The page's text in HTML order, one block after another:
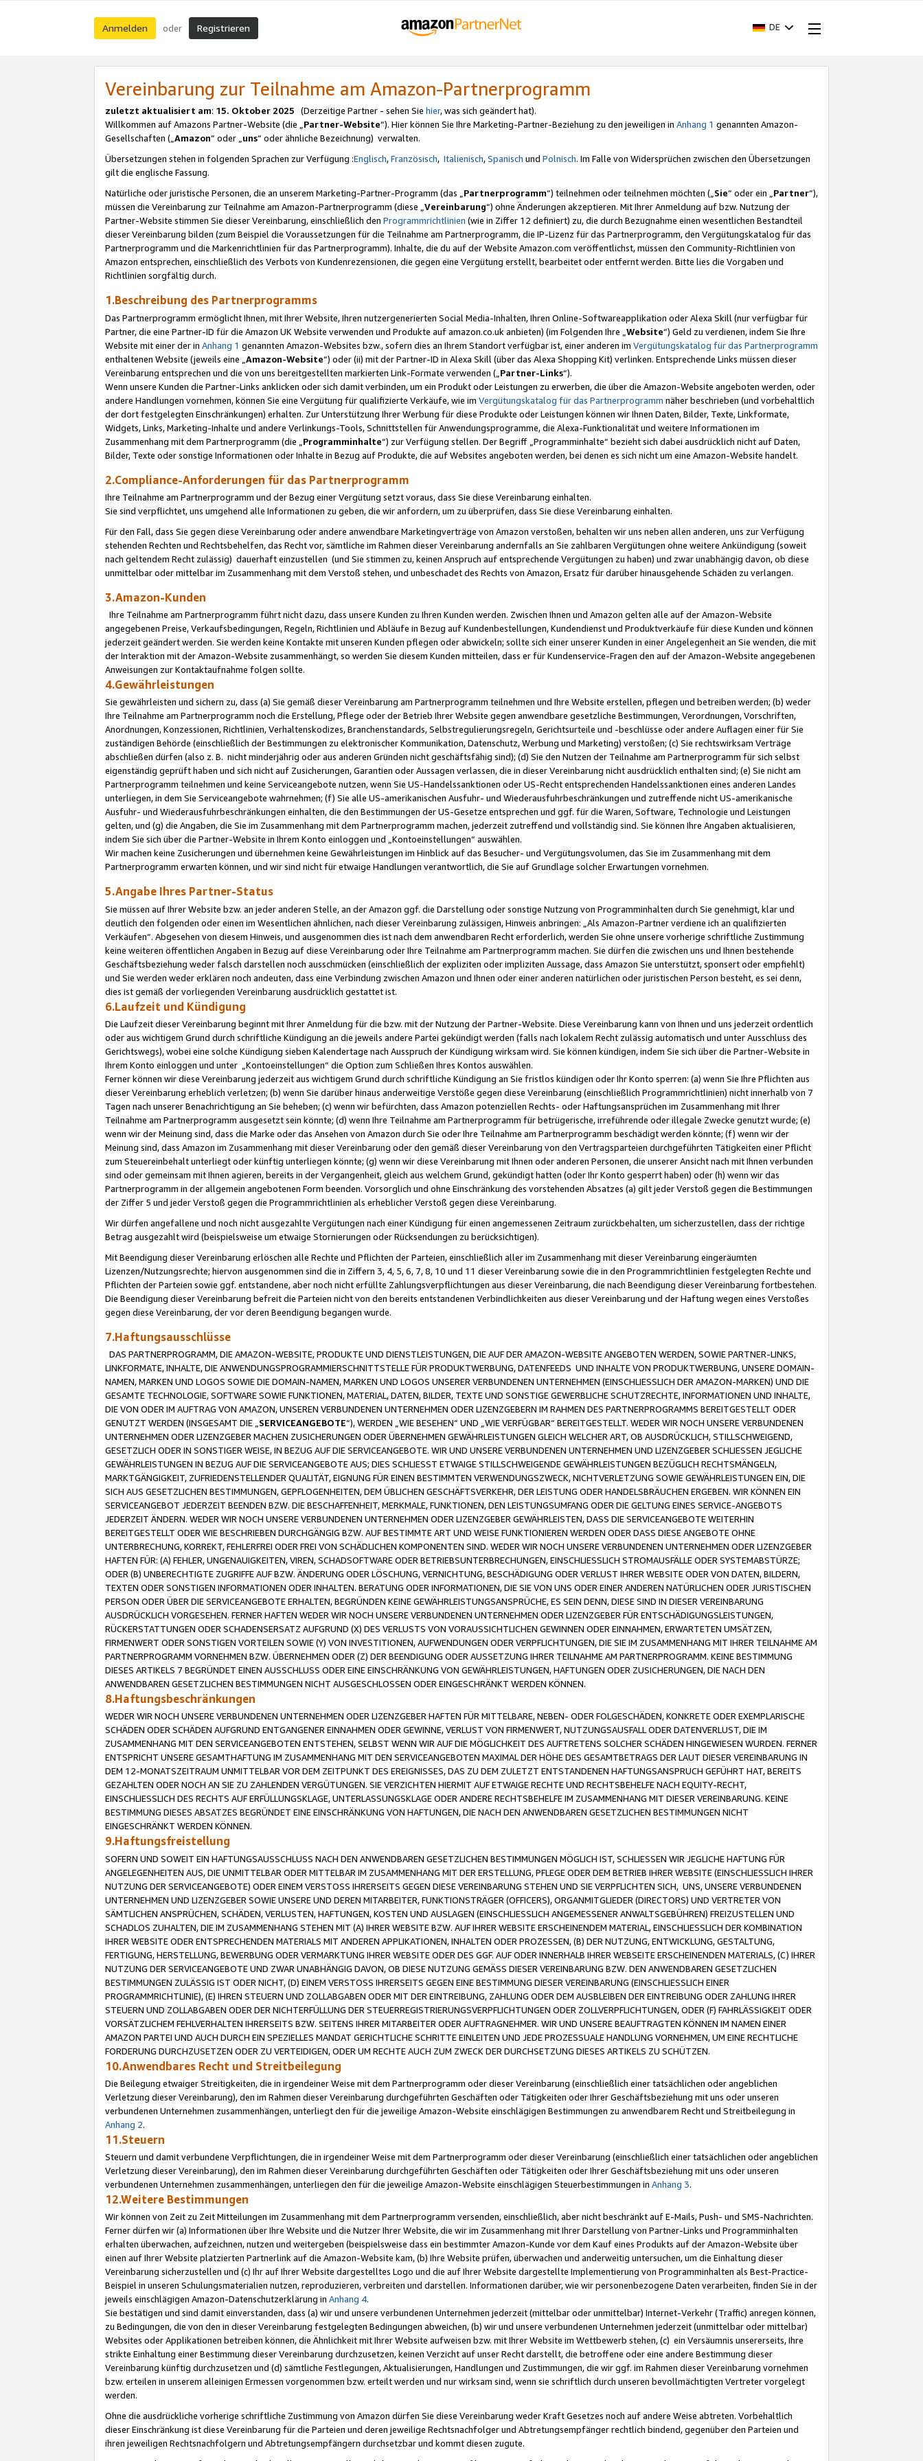
Anmelden oder Registrieren DE
Vereinbarung zur Teilnahme am Amazon-Partnerprogramm
zuletzt aktualisiert am: 15. Oktober 2025 (Derzeitige Partner - sehen Sie hier, was sich geändert hat).
Willkommen auf Amazons Partner-Website (die „Partner-Website“). Hier können Sie Ihre Marketing-Partner-Beziehung zu den jeweiligen in Anhang 1 genannten Amazon-
Gesellschaften („Amazon“ oder „uns“ oder ähnliche Bezeichnung) verwalten.
Übersetzungen stehen in folgenden Sprachen zur Verfügung :Englisch,Französisch, Italienisch,Spanisch und Polnisch. Im Falle von Widersprüchen zwischen den Übersetzungen
gilt die englische Fassung.
Natürliche oder juristische Personen, die an unserem Marketing-Partner-Programm (das „Partnerprogramm“) teilnehmen oder teilnehmen möchten („Sie“ oder ein „Partner“),
müssen die Vereinbarung zur Teilnahme am Amazon-Partnerprogramm (diese „Vereinbarung“) ohne Änderungen akzeptieren. Mit Ihrer Anmeldung auf bzw. Nutzung der
Partner-Website stimmen Sie dieser Vereinbarung, einschließlich den Programmrichtlinien (wie in Ziffer 12 definiert) zu, die durch Bezugnahme einen wesentlichen Bestandteil
dieser Vereinbarung bilden (zum Beispiel die Voraussetzungen für die Teilnahme am Partnerprogramm, die IP-Lizenz für das Partnerprogramm, den Vergütungskatalog für das
Partnerprogramm und die Markenrichtlinien für das Partnerprogramm). Inhalte, die du auf der Website Amazon.com veröffentlichst, müssen den Community-Richtlinien von
Amazon entsprechen, einschließlich des Verbots von Kundenrezensionen, die gegen eine Vergütung erstellt, bearbeitet oder entfernt werden. Bitte lies die Vorgaben und
Richtlinien sorgfältig durch.
1.Beschreibung des Partnerprogramms
Das Partnerprogramm ermöglicht Ihnen, mit Ihrer Website, Ihren nutzergenerierten Social Media-Inhalten, Ihren Online-Softwareapplikation oder Alexa Skill (nur verfügbar für
Partner, die eine Partner-ID für die Amazon UK Website verwenden und Produkte auf amazon.co.uk anbieten) (im Folgenden Ihre „ Website“) Geld zu verdienen, indem Sie Ihre
Website mit einer der in Anhang 1 genannten Amazon-Websites bzw., sofern dies an Ihrem Standort verfügbar ist, einer anderen im Vergütungskatalog für das Partnerprogramm
enthaltenen Website (jeweils eine „ Amazon-Website“) oder (ii) mit der Partner-ID in Alexa Skill (über das Alexa Shopping Kit) verlinken. Entsprechende Links müssen dieser
Vereinbarung entsprechen und die von uns bereitgestellten markierten Link-Formate verwenden („ Partner-Links“).
Wenn unsere Kunden die Partner-Links anklicken oder sich damit verbinden, um ein Produkt oder Leistungen zu erwerben, die über die Amazon-Website angeboten werden, oder
andere Handlungen vornehmen, können Sie eine Vergütung für qualifizierte Verkäufe, wie im Vergütungskatalog für das Partnerprogramm näher beschrieben (und vorbehaltlich
der dort festgelegten Einschränkungen) erhalten. Zur Unterstützung Ihrer Werbung für diese Produkte oder Leistungen können wir Ihnen Daten, Bilder, Texte, Linkformate,
Widgets, Links, Marketing-Inhalte und andere Verlinkungs-Tools, Schnittstellen für Anwendungsprogramme, die Alexa-Funktionalität und weitere Informationen im
Zusammenhang mit dem Partnerprogramm (die „ Programminhalte“) zur Verfügung stellen. Der Begriff „Programminhalte“ bezieht sich dabei ausdrücklich nicht auf Daten,
Bilder, Texte oder sonstige Informationen oder Inhalte in Bezug auf Produkte, die auf Websites angeboten werden, bei denen es sich nicht um eine Amazon-Website handelt.
2.Compliance-Anforderungen für das Partnerprogramm
Ihre Teilnahme am Partnerprogramm und der Bezug einer Vergütung setzt voraus, dass Sie diese Vereinbarung einhalten.
Sie sind verpflichtet, uns umgehend alle Informationen zu geben, die wir anfordern, um zu überprüfen, dass Sie diese Vereinbarung einhalten.
Für den Fall, dass Sie gegen diese Vereinbarung oder andere anwendbare Marketingverträge von Amazon verstoßen, behalten wir uns neben allen anderen, uns zur Verfügung
stehenden Rechten und Rechtsbehelfen, das Recht vor, sämtliche im Rahmen dieser Vereinbarung andernfalls an Sie zahlbaren Vergütungen ohne weitere Ankündigung (soweit
nach geltendem Recht zulässig) dauerhaft einzustellen (und Sie stimmen zu, keinen Anspruch auf entsprechende Vergütungen zu haben) und zwar unabhängig davon, ob diese
unmittelbar oder mittelbar im Zusammenhang mit dem Verstoß stehen, und unbeschadet des Rechts von Amazon, Ersatz für darüber hinausgehende Schäden zu verlangen.
3.Amazon-Kunden
Ihre Teilnahme am Partnerprogramm führt nicht dazu, dass unsere Kunden zu Ihren Kunden werden. Zwischen Ihnen und Amazon gelten alle auf der Amazon-Website
angegebenen Preise, Verkaufsbedingungen, Regeln, Richtlinien und Abläufe in Bezug auf Kundenbestellungen, Kundendienst und Produktverkäufe für diese Kunden und können
jederzeit geändert werden. Sie werden keine Kontakte mit unseren Kunden pflegen oder abwickeln; sollte sich einer unserer Kunden in einer Angelegenheit an Sie wenden, die mit
der Interaktion mit der Amazon-Website zusammenhängt, so werden Sie diesem Kunden mitteilen, dass er für Kundenservice-Fragen den auf der Amazon-Website angegebenen
Anweisungen zur Kontaktaufnahme folgen sollte.
4.Gewährleistungen
Sie gewährleisten und sichern zu, dass (a) Sie gemäß dieser Vereinbarung am Partnerprogramm teilnehmen und Ihre Website erstellen, pflegen und betreiben werden; (b) weder
Ihre Teilnahme am Partnerprogramm noch die Erstellung, Pflege oder der Betrieb Ihrer Website gegen anwendbare gesetzliche Bestimmungen, Verordnungen, Vorschriften,
Anordnungen, Konzessionen, Richtlinien, Verhaltenskodizes, Branchenstandards, Selbstregulierungsregeln, Gerichtsurteile und -beschlüsse oder andere Auflagen einer für Sie
zuständigen Behörde (einschließlich der Bestimmungen zu elektronischer Kommunikation, Datenschutz, Werbung und Marketing) verstoßen; (c) Sie rechtswirksam Verträge
abschließen dürfen (also z. B. nicht minderjährig oder aus anderen Gründen nicht geschäftsfähig sind); (d) Sie den Nutzen der Teilnahme am Partnerprogramm für sich selbst
eigenständig geprüft haben und sich nicht auf Zusicherungen, Garantien oder Aussagen verlassen, die in dieser Vereinbarung nicht ausdrücklich enthalten sind; (e) Sie nicht am
Partnerprogramm teilnehmen und keine Serviceangebote nutzen, wenn Sie US-Handelssanktionen oder US-Recht entsprechenden Handelssanktionen eines anderen Landes
unterliegen, in dem Sie Serviceangebote wahrnehmen; (f) Sie alle US-amerikanischen Ausfuhr- und Wiederausfuhrbeschränkungen und zutreffende nicht US-amerikanische
Ausfuhr- und Wiederausfuhrbeschränkungen einhalten, die den Bestimmungen der US-Gesetze entsprechen und ggf. für die Waren, Software, Technologie und Leistungen
gelten, und (g) die Angaben, die Sie im Zusammenhang mit dem Partnerprogramm machen, jederzeit zutreffend und vollständig sind. Sie können Ihre Angaben aktualisieren,
indem Sie sich über die Partner-Website in Ihrem Konto einloggen und „Kontoeinstellungen“ auswählen.
Wir machen keine Zusicherungen und übernehmen keine Gewährleistungen im Hinblick auf das Besucher- und Vergütungsvolumen, das Sie im Zusammenhang mit dem
Partnerprogramm erwarten können, und wir sind nicht für etwaige Handlungen verantwortlich, die Sie auf Grundlage solcher Erwartungen vornehmen.
5.Angabe Ihres Partner-Status
Sie müssen auf Ihrer Website bzw. an jeder anderen Stelle, an der Amazon ggf. die Darstellung oder sonstige Nutzung von Programminhalten durch Sie genehmigt, klar und
deutlich den folgenden oder einen im Wesentlichen ähnlichen, nach dieser Vereinbarung zulässigen, Hinweis anbringen: „Als Amazon-Partner verdiene ich an qualifizierten
Verkäufen“. Abgesehen von diesem Hinweis, und ausgenommen dies ist nach dem anwendbaren Recht erforderlich, werden Sie ohne unsere vorherige schriftliche Zustimmung
keine weiteren öffentlichen Angaben in Bezug auf diese Vereinbarung oder Ihre Teilnahme am Partnerprogramm machen. Sie dürfen die zwischen uns und Ihnen bestehende
Geschäftsbeziehung weder falsch darstellen noch ausschmücken (einschließlich der expliziten oder impliziten Aussage, dass Amazon Sie unterstützt, sponsert oder empfiehlt)
und Sie werden weder erklären noch andeuten, dass eine Verbindung zwischen Amazon und Ihnen oder einer anderen natürlichen oder juristischen Person besteht, es sei denn,
dies ist gemäß der vorliegenden Vereinbarung ausdrücklich gestattet ist.
6.Laufzeit und Kündigung
Die Laufzeit dieser Vereinbarung beginnt mit Ihrer Anmeldung für die bzw. mit der Nutzung der Partner-Website. Diese Vereinbarung kann von Ihnen und uns jederzeit ordentlich
oder aus wichtigem Grund durch schriftliche Kündigung an die jeweils andere Partei gekündigt werden (falls nach lokalem Recht zulässig automatisch und unter Ausschluss des
Gerichtswegs), wobei eine solche Kündigung sieben Kalendertage nach Ausspruch der Kündigung wirksam wird. Sie können kündigen, indem Sie sich über die Partner-Website in
Ihrem Konto einloggen und unter „Kontoeinstellungen“ die Option zum Schließen Ihres Kontos auswählen.
Ferner können wir diese Vereinbarung jederzeit aus wichtigem Grund durch schriftliche Kündigung an Sie fristlos kündigen oder Ihr Konto sperren: (a) wenn Sie Ihre Pflichten aus
dieser Vereinbarung erheblich verletzen; (b) wenn Sie darüber hinaus anderweitige Verstöße gegen diese Vereinbarung (einschließlich Programmrichtlinien) nicht innerhalb von 7
Tagen nach unserer Benachrichtigung an Sie beheben; (c) wenn wir befürchten, dass Amazon potenziellen Rechts- oder Haftungsansprüchen im Zusammenhang mit Ihrer
Teilnahme am Partnerprogramm ausgesetzt sein könnte; (d) wenn Ihre Teilnahme am Partnerprogramm für betrügerische, irreführende oder illegale Zwecke genutzt wurde; (e)
wenn wir der Meinung sind, dass die Marke oder das Ansehen von Amazon durch Sie oder Ihre Teilnahme am Partnerprogramm beschädigt werden könnte; (f) wenn wir der
Meinung sind, dass Amazon im Zusammenhang mit dieser Vereinbarung oder den gemäß dieser Vereinbarung von den Vertragsparteien durchgeführten Tätigkeiten einer Pflicht
zum Steuereinbehalt unterliegt oder künftig unterliegen könnte; (g) wenn wir diese Vereinbarung mit Ihnen oder anderen Personen, die unserer Ansicht nach mit Ihnen verbunden
sind oder gemeinsam mit Ihnen agieren, bereits in der Vergangenheit, gleich aus welchem Grund, gekündigt hatten (oder Ihr Konto gesperrt haben) oder (h) wenn wir das
Partnerprogramm in der allgemein angebotenen Form beenden. Vorsorglich und ohne Einschränkung des vorstehenden Absatzes (a) gilt jeder Verstoß gegen die Bestimmungen
der Ziffer 5 und jeder Verstoß gegen die Programmrichtlinien als erheblicher Verstoß gegen diese Vereinbarung.
Wir dürfen angefallene und noch nicht ausgezahlte Vergütungen nach einer Kündigung für einen angemessenen Zeitraum zurückbehalten, um sicherzustellen, dass der richtige
Betrag ausgezahlt wird (beispielsweise um etwaige Stornierungen oder Rücksendungen zu berücksichtigen).
Mit Beendigung dieser Vereinbarung erlöschen alle Rechte und Pflichten der Parteien, einschließlich aller im Zusammenhang mit dieser Vereinbarung eingeräumten
Lizenzen/Nutzungsrechte; hiervon ausgenommen sind die in Ziffern 3, 4, 5, 6, 7, 8, 10 und 11 dieser Vereinbarung sowie die in den Programmrichtlinien festgelegten Rechte und
Pflichten der Parteien sowie ggf. entstandene, aber noch nicht erfüllte Zahlungsverpflichtungen aus dieser Vereinbarung, die nach Beendigung dieser Vereinbarung fortbestehen.
Die Beendigung dieser Vereinbarung befreit die Parteien nicht von den bereits entstandenen Verbindlichkeiten aus dieser Vereinbarung und der Haftung wegen eines Verstoßes
gegen diese Vereinbarung, der vor deren Beendigung begangen wurde.
7.Haftungsausschlüsse
DAS PARTNERPROGRAMM, DIE AMAZON-WEBSITE, PRODUKTE UND DIENSTLEISTUNGEN, DIE AUF DER AMAZON-WEBSITE ANGEBOTEN WERDEN, SOWIE PARTNER-LINKS,
LINKFORMATE, INHALTE, DIE ANWENDUNGSPROGRAMMIERSCHNITTSTELLE FÜR PRODUKTWERBUNG, DATENFEEDS UND INHALTE VON PRODUKTWERBUNG, UNSERE DOMAIN-
NAMEN, MARKEN UND LOGOS SOWIE DIE DOMAIN-NAMEN, MARKEN UND LOGOS UNSERER VERBUNDENEN UNTERNEHMEN (EINSCHLIESSLICH DER AMAZON-MARKEN) UND DIE
GESAMTE TECHNOLOGIE, SOFTWARE SOWIE FUNKTIONEN, MATERIAL, DATEN, BILDER, TEXTE UND SONSTIGE GEWERBLICHE SCHUTZRECHTE, INFORMATIONEN UND INHALTE,
DIE VON ODER IM AUFTRAG VON AMAZON, UNSEREN VERBUNDENEN UNTERNEHMEN ODER LIZENZGEBERN IM RAHMEN DES PARTNERPROGRAMMS BEREITGESTELLT ODER
GENUTZT WERDEN (INSGESAMT DIE „ SERVICEANGEBOTE“), WERDEN „WIE BESEHEN“ UND „WIE VERFÜGBAR“ BEREITGESTELLT. WEDER WIR NOCH UNSERE VERBUNDENEN
UNTERNEHMEN ODER LIZENZGEBER MACHEN ZUSICHERUNGEN ODER ÜBERNEHMEN GEWÄHRLEISTUNGEN GLEICH WELCHER ART, OB AUSDRÜCKLICH, STILLSCHWEIGEND,
GESETZLICH ODER IN SONSTIGER WEISE, IN BEZUG AUF DIE SERVICEANGEBOTE. WIR UND UNSERE VERBUNDENEN UNTERNEHMEN UND LIZENZGEBER SCHLIESSEN JEGLICHE
GEWÄHRLEISTUNGEN IN BEZUG AUF DIE SERVICEANGEBOTE AUS; DIES SCHLIESST ETWAIGE STILLSCHWEIGENDE GEWÄHRLEISTUNGEN BEZÜGLICH RECHTSMÄNGELN,
MARKTGÄNGIGKEIT, ZUFRIEDENSTELLENDER QUALITÄT, EIGNUNG FÜR EINEN BESTIMMTEN VERWENDUNGSZWECK, NICHTVERLETZUNG SOWIE GEWÄHRLEISTUNGEN EIN, DIE
SICH AUS GESETZLICHEN BESTIMMUNGEN, GEPFLOGENHEITEN, DEM ÜBLICHEN GESCHÄFTSVERKEHR, DER LEISTUNG ODER HANDELSBRÄUCHEN ERGEBEN. WIR KÖNNEN EIN
SERVICEANGEBOT JEDERZEIT BEENDEN BZW. DIE BESCHAFFENHEIT, MERKMALE, FUNKTIONEN, DEN LEISTUNGSUMFANG ODER DIE GELTUNG EINES SERVICE-ANGEBOTS
JEDERZEIT ÄNDERN. WEDER WIR NOCH UNSERE VERBUNDENEN UNTERNEHMEN ODER LIZENZGEBER GEWÄHRLEISTEN, DASS DIE SERVICEANGEBOTE WEITERHIN
BEREITGESTELLT ODER WIE BESCHRIEBEN DURCHGÄNGIG BZW. AUF BESTIMMTE ART UND WEISE FUNKTIONIEREN WERDEN ODER DASS DIESE ANGEBOTE OHNE
UNTERBRECHUNG, KORREKT, FEHLERFREI ODER FREI VON SCHÄDLICHEN KOMPONENTEN SIND. WEDER WIR NOCH UNSERE VERBUNDENEN UNTERNEHMEN ODER LIZENZGEBER
HAFTEN FÜR: (A) FEHLER, UNGENAUIGKEITEN, VIREN, SCHADSOFTWARE ODER BETRIEBSUNTERBRECHUNGEN, EINSCHLIESSLICH STROMAUSFÄLLE ODER SYSTEMABSTÜRZE;
ODER (B) UNBERECHTIGTE ZUGRIFFE AUF BZW. ÄNDERUNG ODER LÖSCHUNG, VERNICHTUNG, BESCHÄDIGUNG ODER VERLUST IHRER WEBSITE ODER VON DATEN, BILDERN,
TEXTEN ODER SONSTIGEN INFORMATIONEN ODER INHALTEN. BERATUNG ODER INFORMATIONEN, DIE SIE VON UNS ODER EINER ANDEREN NATÜRLICHEN ODER JURISTISCHEN
PERSON ODER ÜBER DIE SERVICEANGEBOTE ERHALTEN, BEGRÜNDEN KEINE GEWÄHRLEISTUNGSANSPRÜCHE, ES SEIN DENN, DIESE SIND IN DIESER VEREINBARUNG
AUSDRÜCKLICH VORGESEHEN. FERNER HAFTEN WEDER WIR NOCH UNSERE VERBUNDENEN UNTERNEHMEN ODER LIZENZGEBER FÜR ENTSCHÄDIGUNGSLEISTUNGEN,
RÜCKERSTATTUNGEN ODER SCHADENSERSATZ AUFGRUND (X) DES VERLUSTS VON VORAUSSICHTLICHEN GEWINNEN ODER EINNAHMEN, ERWARTETEN UMSÄTZEN,
FIRMENWERT ODER SONSTIGEN VORTEILEN SOWIE (Y) VON INVESTITIONEN, AUFWENDUNGEN ODER VERPFLICHTUNGEN, DIE SIE IM ZUSAMMENHANG MIT IHRER TEILNAHME AM
PARTNERPROGRAMM VORNEHMEN BZW. ÜBERNEHMEN ODER (Z) DER BEENDIGUNG ODER AUSSETZUNG IHRER TEILNAHME AM PARTNERPROGRAMM. KEINE BESTIMMUNG
DIESES ARTIKELS 7 BEGRÜNDET EINEN AUSSCHLUSS ODER EINE EINSCHRÄNKUNG VON GEWÄHRLEISTUNGEN, HAFTUNGEN ODER ZUSICHERUNGEN, DIE NACH DEN
ANWENDBAREN GESETZLICHEN BESTIMMUNGEN NICHT AUSGESCHLOSSEN ODER EINGESCHRÄNKT WERDEN KÖNNEN.
8.Haftungsbeschränkungen
WEDER WIR NOCH UNSERE VERBUNDENEN UNTERNEHMEN ODER LIZENZGEBER HAFTEN FÜR MITTELBARE, NEBEN- ODER FOLGESCHÄDEN, KONKRETE ODER EXEMPLARISCHE
SCHÄDEN ODER SCHÄDEN AUFGRUND ENTGANGENER EINNAHMEN ODER GEWINNE, VERLUST VON FIRMENWERT, NUTZUNGSAUSFALL ODER DATENVERLUST, DIE IM
ZUSAMMENHANG MIT DEN SERVICEANGEBOTEN ENTSTEHEN, SELBST WENN WIR AUF DIE MÖGLICHKEIT DES AUFTRETENS SOLCHER SCHÄDEN HINGEWIESEN WURDEN. FERNER
ENTSPRICHT UNSERE GESAMTHAFTUNG IM ZUSAMMENHANG MIT DEN SERVICEANGEBOTEN MAXIMAL DER HÖHE DES GESAMTBETRAGS DER LAUT DIESER VEREINBARUNG IN
DEM 12-MONATSZEITRAUM UNMITTELBAR VOR DEM ZEITPUNKT DES EREIGNISSES, DAS ZU DEM ZULETZT ENTSTANDENEN HAFTUNGSANSPRUCH GEFÜHRT HAT, BEREITS
GEZAHLTEN ODER NOCH AN SIE ZU ZAHLENDEN VERGÜTUNGEN. SIE VERZICHTEN HIERMIT AUF ETWAIGE RECHTE UND RECHTSBEHELFE NACH EQUITY-RECHT,
EINSCHLIESSLICH DES RECHTS AUF ERFÜLLUNGSKLAGE, UNTERLASSUNGSKLAGE ODER ANDERE RECHTSBEHELFE IM ZUSAMMENHANG MIT DIESER VEREINBARUNG. KEINE
BESTIMMUNG DIESES ABSATZES BEGRÜNDET EINE EINSCHRÄNKUNG VON HAFTUNGEN, DIE NACH DEN ANWENDBAREN GESETZLICHEN BESTIMMUNGEN NICHT
EINGESCHRÄNKT WERDEN KÖNNEN.
9.Haftungsfreistellung
SOFERN UND SOWEIT EIN HAFTUNGSAUSSCHLUSS NACH DEN ANWENDBAREN GESETZLICHEN BESTIMMUNGEN MÖGLICH IST, SCHLIESSEN WIR JEGLICHE HAFTUNG FÜR
ANGELEGENHEITEN AUS, DIE UNMITTELBAR ODER MITTELBAR IM ZUSAMMENHANG MIT DER ERSTELLUNG, PFLEGE ODER DEM BETRIEB IHRER WEBSITE (EINSCHLIESSLICH IHRER
NUTZUNG DER SERVICEANGEBOTE) ODER EINEM VERSTOSS IHRERSEITS GEGEN DIESE VEREINBARUNG STEHEN UND SIE VERPFLICHTEN SICH, UNS, UNSERE VERBUNDENEN
UNTERNEHMEN UND LIZENZGEBER SOWIE UNSERE UND DEREN MITARBEITER, FUNKTIONSTRÄGER (OFFICERS), ORGANMITGLIEDER (DIRECTORS) UND VERTRETER VON
SÄMTLICHEN ANSPRÜCHEN, SCHÄDEN, VERLUSTEN, HAFTUNGEN, KOSTEN UND AUSLAGEN (EINSCHLIESSLICH ANGEMESSENER ANWALTSGEBÜHREN) FREIZUSTELLEN UND
SCHADLOS ZUHALTEN, DIE IM ZUSAMMENHANG STEHEN MIT (A) IHRER WEBSITE BZW. AUF IHRER WEBSITE ERSCHEINENDEM MATERIAL, EINSCHLIESSLICH DER KOMBINATION
IHRER WEBSITE ODER ENTSPRECHENDEN MATERIALS MIT ANDEREN APPLIKATIONEN, INHALTEN ODER PROZESSEN, (B) DER NUTZUNG, ENTWICKLUNG, GESTALTUNG,
FERTIGUNG, HERSTELLUNG, BEWERBUNG ODER VERMARKTUNG IHRER WEBSITE ODER DES GGF. AUF ODER INNERHALB IHRER WEBSEITE ERSCHEINENDEN MATERIALS, (C) IHRER
NUTZUNG DER SERVICEANGEBOTE UND ZWAR UNABHÄNGIG DAVON, OB DIESE NUTZUNG GEMÄSS DIESER VEREINBARUNG BZW. DEN ANWENDBAREN GESETZLICHEN
BESTIMMUNGEN ZULÄSSIG IST ODER NICHT, (D) EINEM VERSTOSS IHRERSEITS GEGEN EINE BESTIMMUNG DIESER VEREINBARUNG (EINSCHLIESSLICH EINER
PROGRAMMRICHTLINIE), (E) IHREN STEUERN UND ZOLLABGABEN ODER MIT DER EINTREIBUNG, ZAHLUNG ODER DEM AUSBLEIBEN DER EINTREIBUNG ODER ZAHLUNG IHRER
STEUERN UND ZOLLABGABEN ODER DER NICHTERFÜLLUNG DER STEUERREGISTRIERUNGSVERPFLICHTUNGEN ODER ZOLLVERPFLICHTUNGEN, ODER (F) FAHRLÄSSIGKEIT ODER
VORSÄTZLICHEM FEHLVERHALTEN IHRERSEITS BZW. SEITENS IHRER MITARBEITER ODER AUFTRAGNEHMER. WIR UND UNSERE BEAUFTRAGTEN KÖNNEN IM NAMEN EINER
AMAZON PARTEI UND AUCH DURCH EIN SPEZIELLES MANDAT GERICHTLICHE SCHRITTE EINLEITEN UND JEDE PROZESSUALE HANDLUNG VORNEHMEN, UM EINE RECHTLICHE
FORDERUNG DURCHZUSETZEN ODER ZU VERTEIDIGEN, ODER UM RECHTE AUCH ZUM ZWECK DER DURCHSETZUNG DIESES ARTIKELS ZU SCHÜTZEN.
10.Anwendbares Recht und Streitbeilegung
Die Beilegung etwaiger Streitigkeiten, die in irgendeiner Weise mit dem Partnerprogramm oder dieser Vereinbarung (einschließlich einer tatsächlichen oder angeblichen
Verletzung dieser Vereinbarung), den im Rahmen dieser Vereinbarung durchgeführten Geschäften oder Tätigkeiten oder Ihrer Geschäftsbeziehung mit uns oder unseren
verbundenen Unternehmen zusammenhängen, unterliegt den für die jeweilige Amazon-Website einschlägigen Bestimmungen zu anwendbarem Recht und Streitbeilegung in
Anhang 2.
11.Steuern
Steuern und damit verbundene Verpflichtungen, die in irgendeiner Weise mit dem Partnerprogramm oder dieser Vereinbarung (einschließlich einer tatsächlichen oder angeblichen
Verletzung dieser Vereinbarung), den im Rahmen dieser Vereinbarung durchgeführten Geschäften oder Tätigkeiten oder Ihrer Geschäftsbeziehung mit uns oder unseren
verbundenen Unternehmen zusammenhängen, unterliegen den für die jeweilige Amazon-Website einschlägigen Steuerbestimmungen in Anhang 3.
12.Weitere Bestimmungen
Wir können von Zeit zu Zeit Mitteilungen im Zusammenhang mit dem Partnerprogramm versenden, einschließlich, aber nicht beschränkt auf E-Mails, Push- und SMS-Nachrichten.
Ferner dürfen wir (a) Informationen über Ihre Website und die Nutzer Ihrer Website, die wir im Zusammenhang mit Ihrer Darstellung von Partner-Links und Programminhalten
erhalten überwachen, aufzeichnen, nutzen und weitergeben (beispielsweise dass ein bestimmter Amazon-Kunde vor dem Kauf eines Produkts auf der Amazon-Website über
einen auf Ihrer Website platzierten Partnerlink auf die Amazon-Website kam, (b) Ihre Website prüfen, überwachen und anderweitig untersuchen, um die Einhaltung dieser
Vereinbarung sicherzustellen und (c) Ihr auf Ihrer Website dargestelltes Logo und die auf Ihrer Website dargestellte Implementierung von Programminhalten als Best-Practice-
Beispiel in unseren Schulungsmaterialien nutzen, reproduzieren, verbreiten und darstellen. Informationen darüber, wie wir personenbezogene Daten verarbeiten, finden Sie in der
jeweils einschlägigen Amazon-Datenschutzerklärung in Anhang 4.
Sie bestätigen und sind damit einverstanden, dass (a) wir und unsere verbundenen Unternehmen jederzeit (mittelbar oder unmittelbar) Internet-Verkehr (Traffic) anregen können,
zu Bedingungen, die von den in dieser Vereinbarung festgelegten Bedingungen abweichen, (b) wir und unsere verbundenen Unternehmen jederzeit (unmittelbar oder mittelbar)
Websites oder Applikationen betreiben können, die Ähnlichkeit mit Ihrer Website aufweisen bzw. mit Ihrer Website im Wettbewerb stehen, (c) ein Versäumnis unsererseits, Ihre
strikte Einhaltung einer Bestimmung dieser Vereinbarung durchzusetzen, keinen Verzicht auf unser Recht darstellt, die betroffene oder eine andere Bestimmung dieser
Vereinbarung künftig durchzusetzen und (d) sämtliche Festlegungen, Aktualisierungen, Handlungen und Zustimmungen, die wir ggf. im Rahmen dieser Vereinbarung vornehmen
bzw. erteilen in unserem alleinigen Ermessen vorgenommen bzw. erteilt werden und nur wirksam sind, wenn sie schriftlich durch unseren bevollmächtigten Vertreter vorgelegt
werden.
Ohne die ausdrückliche vorherige schriftliche Zustimmung von Amazon dürfen Sie diese Vereinbarung weder Kraft Gesetzes noch auf andere Weise abtreten. Vorbehaltlich
dieser Einschränkung ist diese Vereinbarung für die Parteien und deren jeweilige Rechtsnachfolger und Abtretungsempfänger rechtlich bindend, gegenüber den Parteien und
ihren jeweiligen Rechtsnachfolgern und Abtretungsempfängern durchsetzbar und kommt diesen zugute.